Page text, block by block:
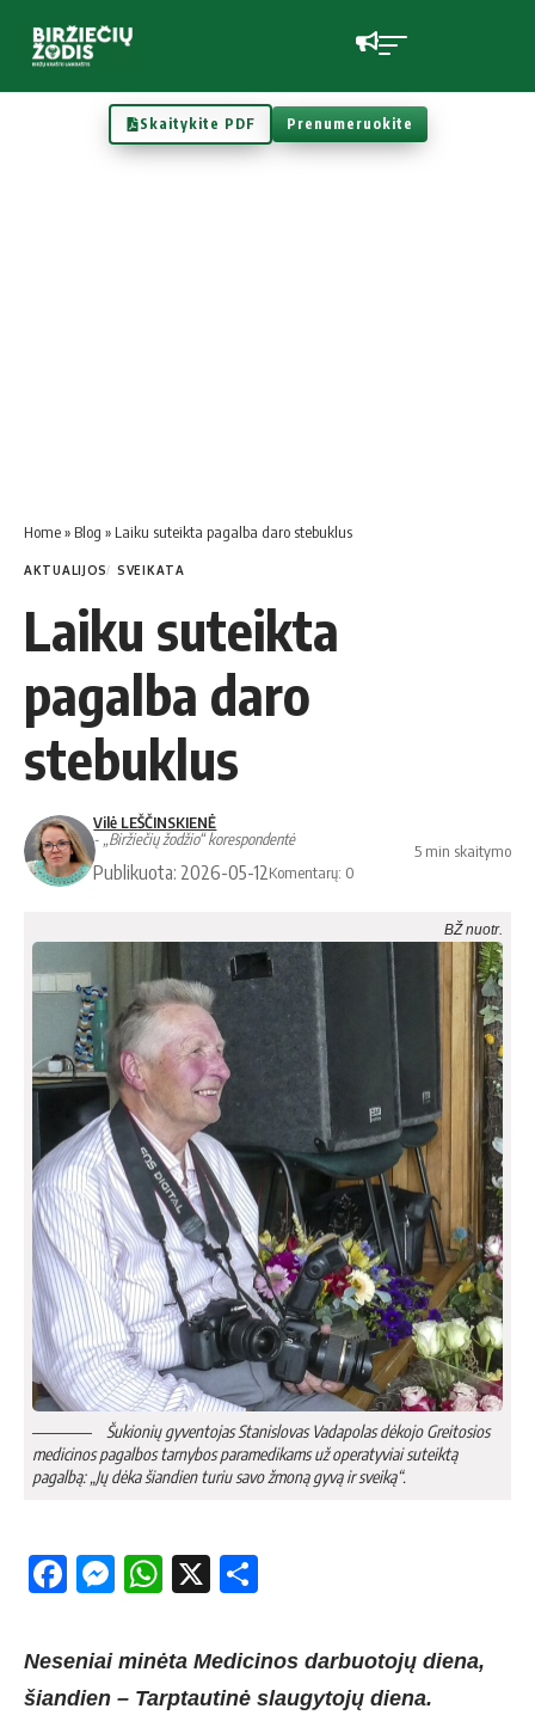
Skaitykite PDF Prenumeruokite
Home» Blog » Laiku suteikta pagalba daro stebuklus
AKTUALIJOS SVEIKATA
Laiku suteikta
pagalba daro
stebuklus
Vilė LEŠČINSKIENĖ
- „Biržiečių žodžio“ korespondentė
Publikuota: 2026-05-12Komentarų: 0
5 min skaitymo
BŽ nuotr.
Šukionių gyventojas Stanislovas Vadapolas dėkojo Greitosios
medicinos pagalbos tarnybos paramedikams už operatyviai suteiktą
pagalbą: „Jų dėka šiandien turiu savo žmoną gyvą ir sveiką“.
Facebook
Messenger
WhatsApp
X
Neseniai minėta Medicinos darbuotojų diena,
šiandien – Tarptautinė slaugytojų diena.